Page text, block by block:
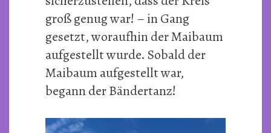
groß genug war! – in Gang
gesetzt, woraufhin der Maibaum
aufgestellt wurde. Sobald der
Maibaum aufgestellt war,
begann der Bändertanz!